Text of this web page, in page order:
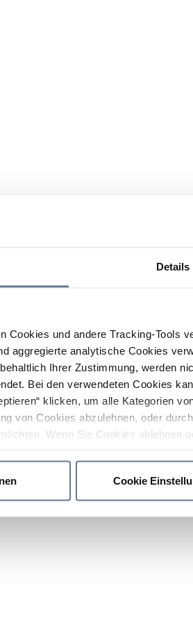
Details
Cookies und andere Tracking-Tools
aggregierte analytische Cookies
Ihrer Zustimmung, werden
Bei den verwendeten Cookies
klicken, um alle Kategorien
von Cookies abzulehnen, oder
Wenn Sie Cookies ablehnen
Cookie